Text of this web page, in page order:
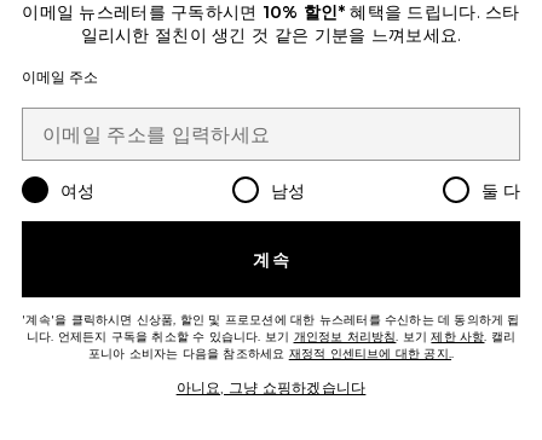
$132 Previous price:
$153
이메일 뉴스레터를 구독하시면 10% 할인*혜택을 드립니다. 스타
일리시한 절친이 생긴 것 같은 기분을 느껴보세요.
이메일 주소
여성 남성 둘 다
계속
'계속'을 클릭하시면 신상품, 할인 및 프로모션에 대한 뉴스레터를 수신하는 데 동의하게 됩
니다. 언제든지 구독을 취소할 수 있습니다. 보기 개인정보 처리방침. 보기제한 사항. 캘리
포니아 소비자는 다음을 참조하세요 재정적 인센티브에 대한 공지..
아니요, 그냥 쇼핑하겠습니다